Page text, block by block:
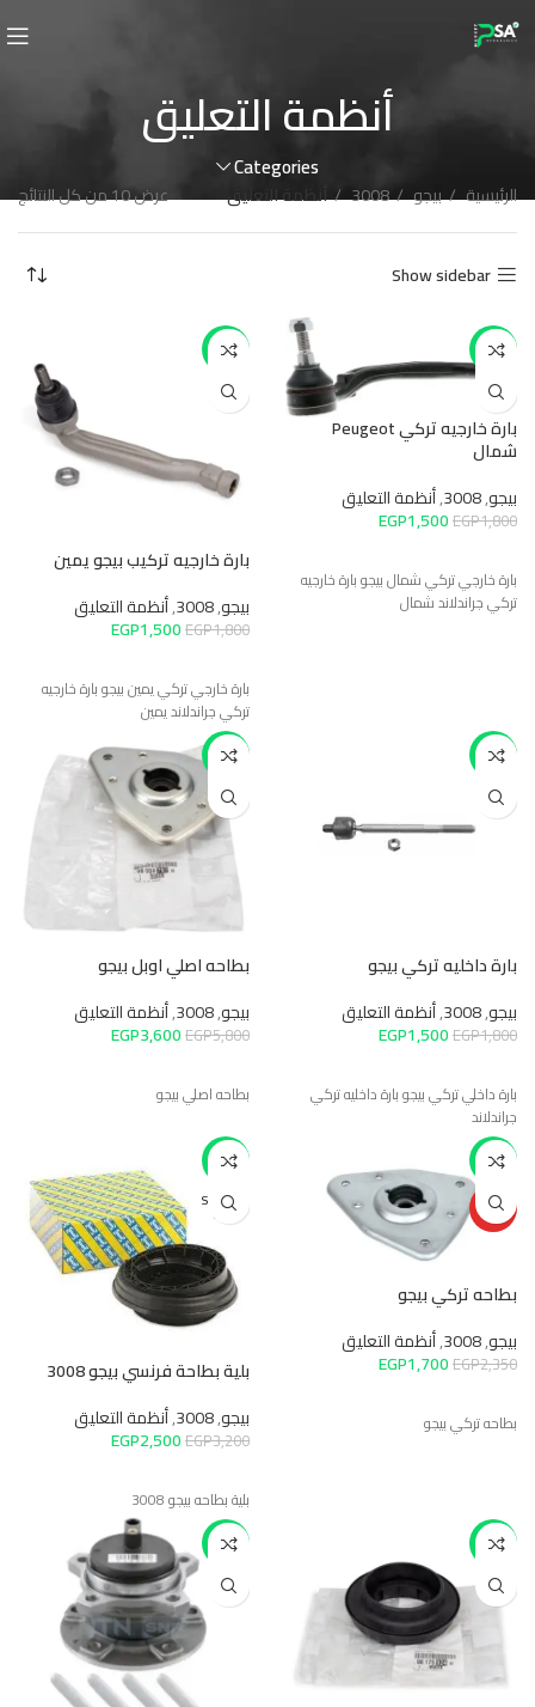
أنظمة التعليق
Categories
الرئيسية بيجو 3008 أنظمة التعليق عرض ⁦10⁩ من كل النتائج
Show sidebar
-17%
بارة خارجيه تركي Peugeot
شمال
بيجو,
3008
,أنظمة التعليق
EGP1,800
EGP1,500
بارة خارجي تركي شمال بيجو بارة خارجيه
تركي جراندلاند شمال
-17%
بارة خارجيه تركيب بيجو يمين
بيجو,
3008
,أنظمة التعليق
EGP1,800
EGP1,500
بارة خارجي تركي يمين بيجو بارة خارجيه
تركي جراندلاند يمين
-17%
بارة داخليه تركي بيجو
بيجو,
3008
,أنظمة التعليق
EGP1,800
EGP1,500
بارة داخلي تركي بيجو بارة داخليه تركي
جراندلاند
-38%
بطاحه اصلي اوبل بيجو
بيجو,
3008
,أنظمة التعليق
EGP5,800
EGP3,600
بطاحه اصلي بيجو
-28%
HOT
بطاحه تركي بيجو
بيجو,
3008
,أنظمة التعليق
EGP2,350
EGP1,700
بطاحه تركي بيجو
-22%
SOLD O
UT
بلية بطاحة فرنسي بيجو 3008
بيجو,
3008
,أنظمة التعليق
EGP3,200
EGP2,500
بلية بطاحه بيجو 3008
-28%
-39%